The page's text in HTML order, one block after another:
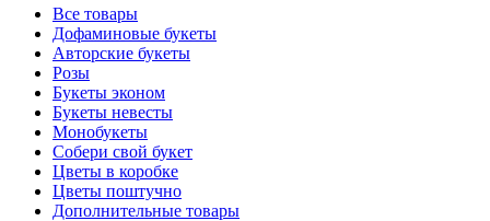
Все товары
Дофаминовые букеты
Авторские букеты
Розы
Букеты эконом
Букеты невесты
Монобукеты
Собери свой букет
Цветы в коробке
Цветы поштучно
Дополнительные товары